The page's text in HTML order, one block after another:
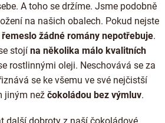
A toho se držíme. Jsme podobně
na našich obalech. Pokud nejste
žádné romány nepotřebuje.
stojí na několika málo kvalitních
rostlinnými oleji. Neschovává se za
se ke všemu ve své nejčistší
jiným než čokoládou bez výmluv.